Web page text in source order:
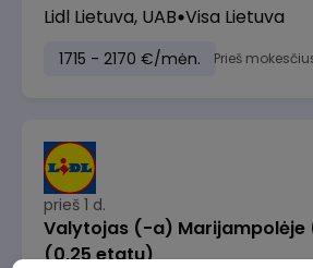
Lidl Lietuva, UAB Visa Lietuva
1715 - 2170 €/mėn. Prieš
prieš 1 d.
Valytojas (-a) Marijampolėje
(0,25 etatu)